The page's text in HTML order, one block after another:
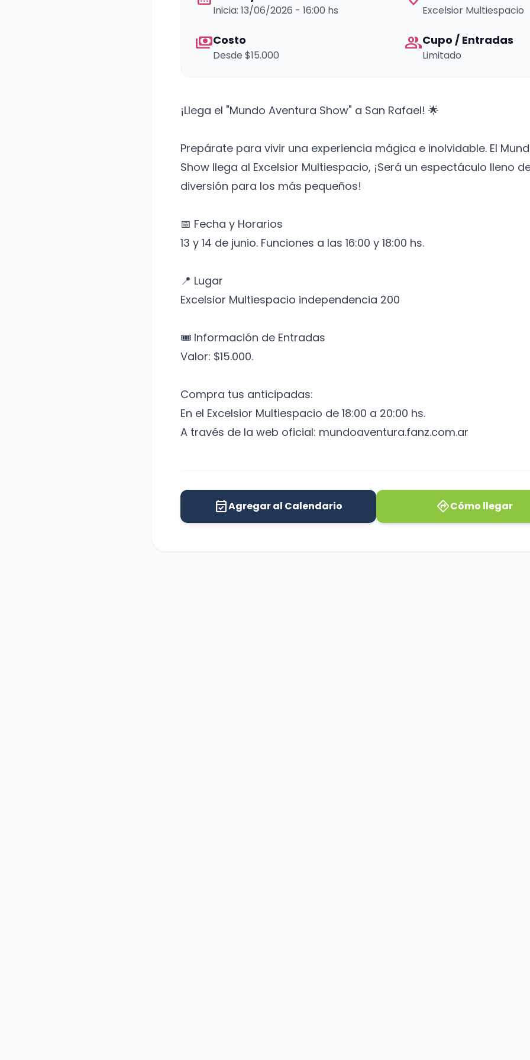
Inicia: 13/06/2026 - 16:00 hs Excelsior Multiespacio
paymentsCosto
Desde $15.000
groupCupo / Entradas
Limitado
¡Llega el "Mundo Aventura Show" a San Rafael! 🌟
Prepárate para vivir una experiencia mágica e inolvidable. El
Show llega al Excelsior Multiespacio, ¡Será un espectáculo lleno
diversión para los más pequeños!
📅 Fecha y Horarios
13 y 14 de junio. Funciones a las 16:00 y 18:00 hs.
📍 Lugar
Excelsior Multiespacio independencia 200
🎟️ Información de Entradas
Valor: $15.000.
Compra tus anticipadas:
En el Excelsior Multiespacio de 18:00 a 20:00 hs.
A través de la web oficial: mundoaventura.fanz.com.ar
event_availableAgregar al Calendario directionsCómo llegar